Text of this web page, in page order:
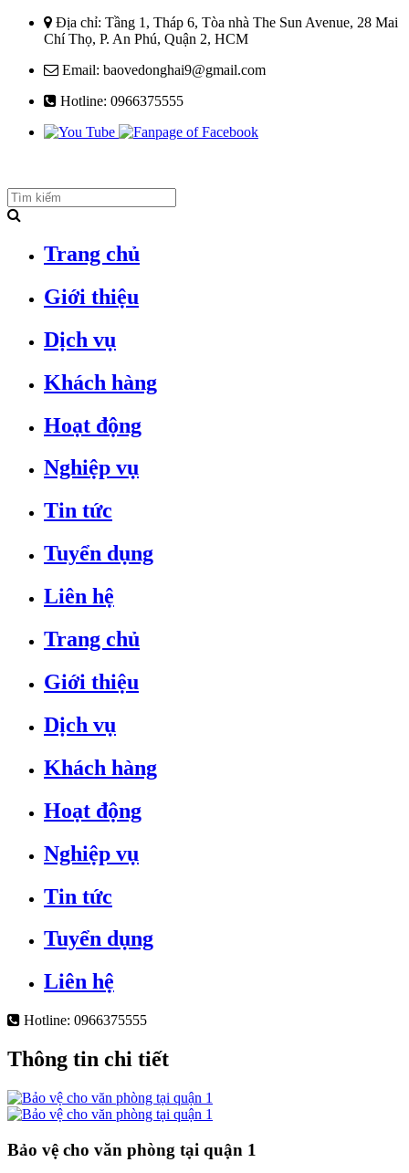
Địa chỉ: Tầng 1, Tháp 6, Tòa nhà The Sun Avenue, 28 Mai
Chí Thọ, P. An Phú, Quận 2, HCM
Email: baovedonghai9@gmail.com
Hotline: 0966375555
Trang chủ
Giới thiệu
Dịch vụ
Khách hàng
Hoạt động
Nghiệp vụ
Tin tức
Tuyển dụng
Liên hệ
Trang chủ
Giới thiệu
Dịch vụ
Khách hàng
Hoạt động
Nghiệp vụ
Tin tức
Tuyển dụng
Liên hệ
Hotline: 0966375555
Thông tin chi tiết
Bảo vệ cho văn phòng tại quận 1